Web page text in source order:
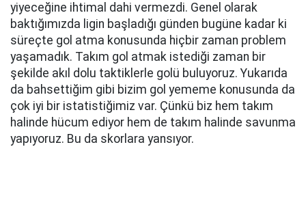
yiyeceğine ihtimal dahi vermezdi. Genel olarak
baktığımızda ligin başladığı günden bugüne kadar ki
süreçte gol atma konusunda hiçbir zaman problem
yaşamadık. Takım gol atmak istediği zaman bir
şekilde akıl dolu taktiklerle golü buluyoruz. Yukarıda
da bahsettiğim gibi bizim gol yememe konusunda da
çok iyi bir istatistiğimiz var. Çünkü biz hem takım
halinde hücum ediyor hem de takım halinde savunma
yapıyoruz. Bu da skorlara yansıyor.